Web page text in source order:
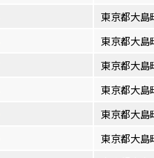
東京都大島
東京都大島
東京都大島
東京都大島
東京都大島
東京都大島